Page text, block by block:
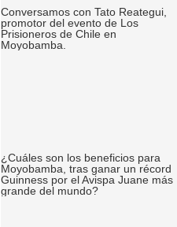
Conversamos con Tato Reategui,
promotor del evento de Los
Prisioneros de Chile en
Moyobamba.
¿Cuáles son los beneficios para
Moyobamba, tras ganar un récord
Guinness por el Avispa Juane más
grande del mundo?